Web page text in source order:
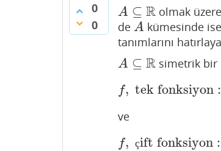
0
0
A ⊆ R
A⊆R olmak
de A
A kümesinde
tanımlarını
A ⊆ R
A⊆R simetrik bir
f, tek fonksiyon :
f,tek
ve
f, çift fonksiyon :
f,çift